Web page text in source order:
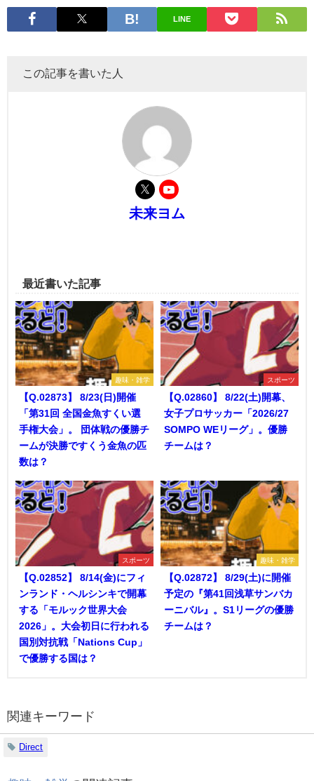
LINE
この記事を書いた人
未来ヨム
最近書いた記事
趣味・雑学
【Q.02873】 8/23(日)開催
「第31回 全国金魚すくい選
手権大会」。 団体戦の優勝チ
ームが決勝ですくう金魚の匹
数は？
スポーツ
【Q.02860】 8/22(土)開幕、
女子プロサッカー「2026/27
SOMPO WEリーグ」。優勝
チームは？
スポーツ
【Q.02852】 8/14(金)にフィ
ンランド・ヘルシンキで開幕
する「モルック世界大会
2026」。大会初日に行われる
国別対抗戦「Nations Cup」
で優勝する国は？
趣味・雑学
【Q.02872】 8/29(土)に開催
予定の『第41回浅草サンバカ
ーニバル』。S1リーグの優勝
チームは？
関連キーワード
Direct